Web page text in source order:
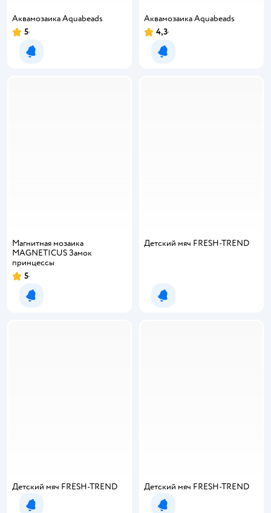
Аквамозаика Aquabeads
5
Уведомить о появлении
Аквамозаика Aquabeads
4,3
Уведомить о появлении
Магнитная мозаика
MAGNETICUS Замок
принцессы
5
Уведомить о появлении
Детский мяч FRESH-TREND
Уведомить о появлении
Детский мяч FRESH-TREND
Уведомить о появлении
Детский мяч FRESH-TREND
Уведомить о появлении